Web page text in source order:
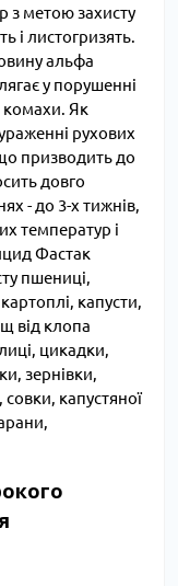
з метою захисту
і листогризять.
альфа
у порушенні
комахи. Як
рухових
призводить до
довго
- до 3-х тижнів,
температур і
Фастак
пшениці,
капусти,
від клопа
цикадки,
зернівки,
совки, капустяної